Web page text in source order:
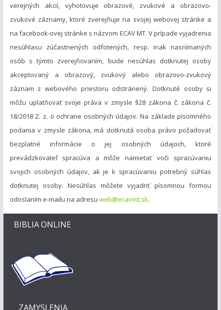
verejných akcií, vyhotovuje obrazové, zvukové a obrazovo-
zvukové záznamy, ktoré zverejňuje na svojej webovej stránke a
na facebook-ovej stránke s názvom ECAV MT. V prípade vyjadrenia
nesúhlasu zúčastnených odfotených, resp. inak nasnímaných
osôb s týmto zverejňovaním, bude nesúhlas dotknutej osoby
akceptovaný a obrazový, zvukový alebo obrazovo-zvukový
záznam z webového priestoru odstránený. Dotknuté osoby si
môžu uplatňovať svoje práva v zmysle §28 zákona č. zákona č.
18/2018 Z. z. o ochrane osobných údajov. Na základe písomného
podania v zmysle zákona, má dotknutá osoba právo požadovať
bezplatné informácie o jej osobných údajoch, ktoré
prevádzkovateľ spracúva a môže namietať voči spracúvaniu
svojich osobných údajov, ak je k spracúvaniu potrebný súhlas
dotknutej osoby. Nesúhlas môžete vyjadriť písomnou formou
odoslaním e-mailu na adresu web@ecavmt.sk.
BIBLIA ONLINE
ZAMYSLENIA